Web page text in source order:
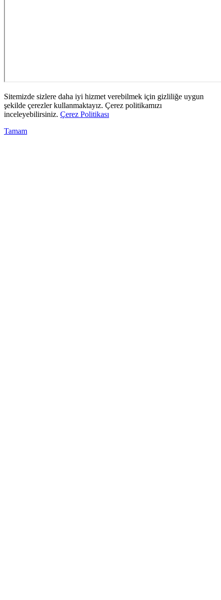
Sitemizde sizlere daha iyi hizmet verebilmek için gizliliğe uygun
şekilde çerezler kullanmaktayız. Çerez politikamızı
inceleyebilirsiniz. Çerez Politikası
Tamam